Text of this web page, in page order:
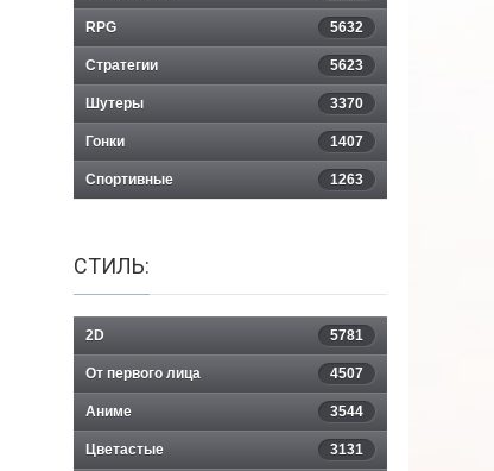
RPG 5632
Стратегии 5623
Шутеры 3370
Гонки 1407
Спортивные 1263
СТИЛЬ:
2D 5781
От первого лица 4507
Аниме 3544
Цветастые 3131